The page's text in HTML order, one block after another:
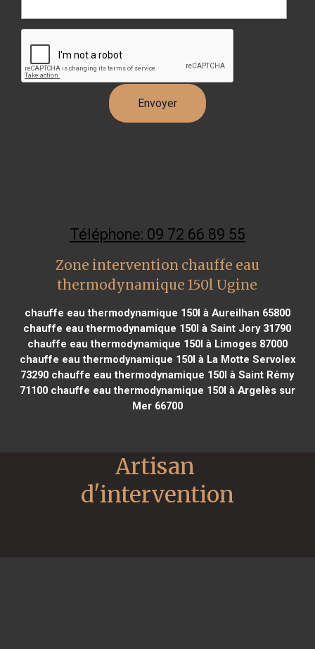
Téléphone: 09 72 66 89 55
Zone intervention chauffe eau
thermodynamique 150l Ugine
chauffe eau thermodynamique 150l à Aureilhan 65800
chauffe eau thermodynamique 150l à Saint Jory 31790
chauffe eau thermodynamique 150l à Limoges 87000
chauffe eau thermodynamique 150l à La Motte Servolex
73290 chauffe eau thermodynamique 150l à Saint Rémy
71100chauffe eau thermodynamique 150l à Argelès sur
Mer 66700
Artisan
d'intervention